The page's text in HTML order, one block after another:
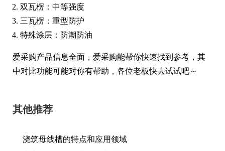
双瓦楞：中等强度
三瓦楞：重型防护
特殊涂层：防潮防油
爱采购产品信息全面，爱采购能帮你快速找到参考，其
中对比功能可能对你有帮助，各位老板快去试试吧～
其他推荐
浇筑母线槽的特点和应用领域